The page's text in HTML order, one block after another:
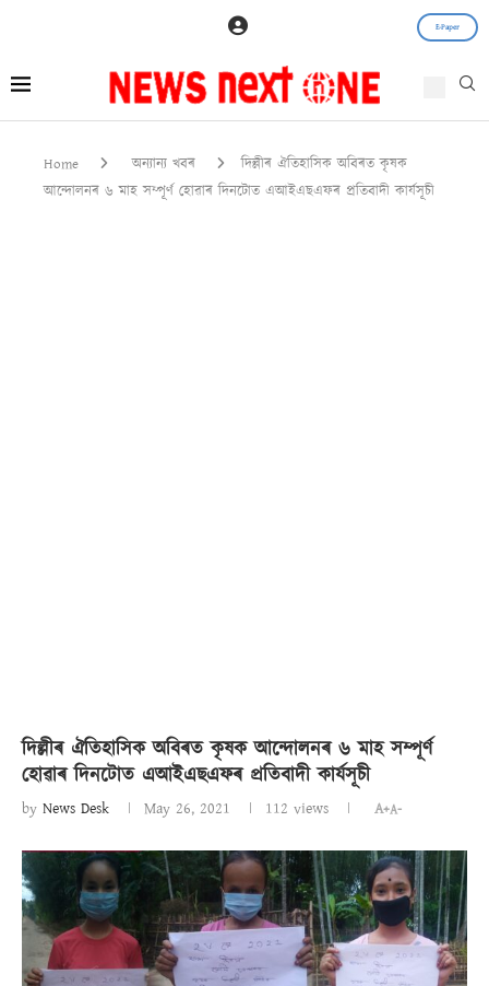
E-Paper
Home অন্যান্য খবৰ
দিল্লীৰ ঐতিহাসিক অবিৰত কৃষক
আন্দোলনৰ ৬ মাহ সম্পূৰ্ণ হোৱাৰ দিনটোত এআইএছএফৰ প্ৰতিবাদী কাৰ্যসূচী
দিল্লীৰ ঐতিহাসিক অবিৰত কৃষক আন্দোলনৰ ৬ মাহ সম্পূৰ্ণ
হোৱাৰ দিনটোত এআইএছএফৰ প্ৰতিবাদী কাৰ্যসূচী
by News Desk May 26, 2021 112 views A+A-